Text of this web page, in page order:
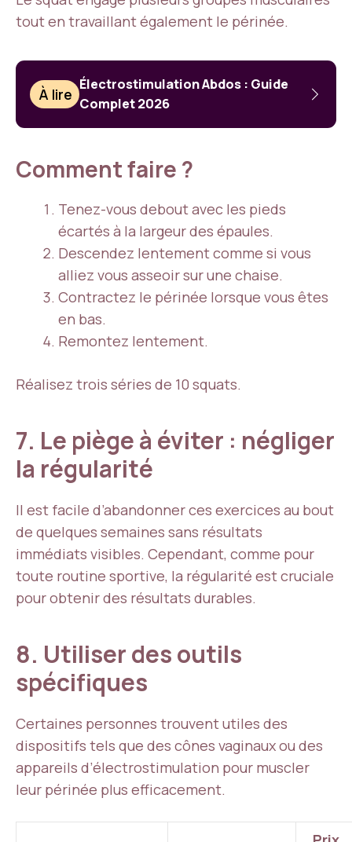
tout en travaillant également le périnée.
À lire
Électrostimulation Abdos : Guide
Complet 2026
Comment faire ?
Tenez-vous debout avec les pieds
écartés à la largeur des épaules.
Descendez lentement comme si vous
alliez vous asseoir sur une chaise.
Contractez le périnée lorsque vous êtes
en bas.
Remontez lentement.
Réalisez trois séries de 10 squats.
7. Le piège à éviter : négliger
la régularité
Il est facile d’abandonner ces exercices au bout
de quelques semaines sans résultats
immédiats visibles. Cependant, comme pour
toute routine sportive, la régularité est cruciale
pour obtenir des résultats durables.
8. Utiliser des outils
spécifiques
Certaines personnes trouvent utiles des
dispositifs tels que des cônes vaginaux ou des
appareils d’électrostimulation pour muscler
leur périnée plus efficacement.